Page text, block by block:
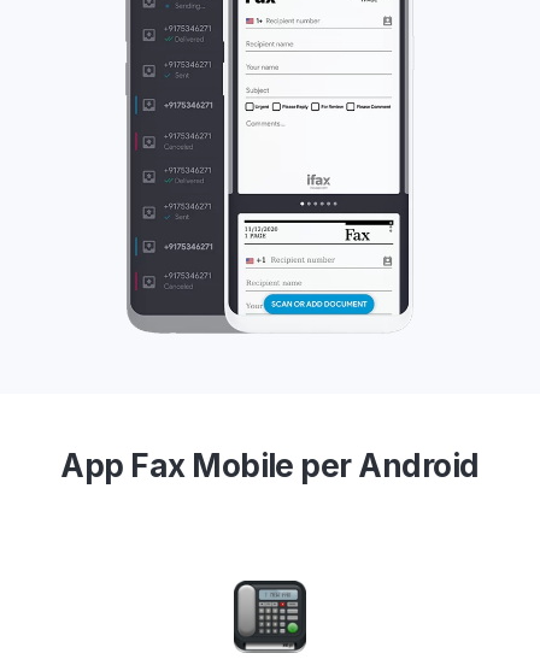
App Fax Mobile per Android